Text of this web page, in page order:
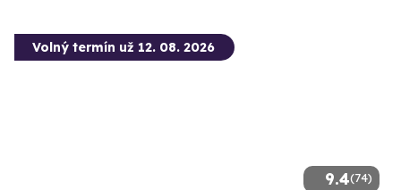
9.4(74)
Volný termín už 12. 08. 2026